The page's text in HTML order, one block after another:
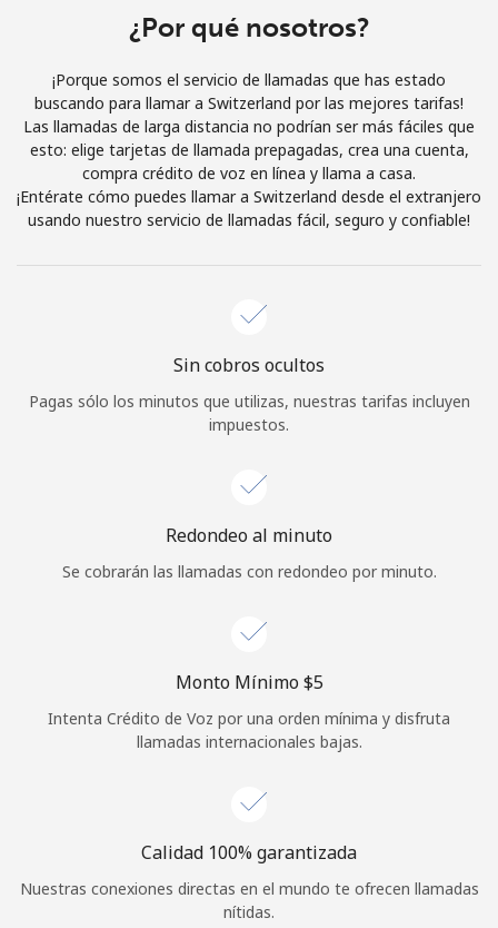
Iniciar Sesión
o
Continuar con
¿Por qué nosotros?
¡Porque somos el servicio de llamadas que has estado
buscando para llamar a Switzerland por las mejores tarifas!
Las llamadas de larga distancia no podrían ser más fáciles que
esto: elige tarjetas de llamada prepagadas, crea una cuenta,
compra crédito de voz en línea y llama a casa.
¡Entérate cómo puedes llamar a Switzerland desde el extranjero
usando nuestro servicio de llamadas fácil, seguro y confiable!
Sin cobros ocultos
Pagas sólo los minutos que utilizas, nuestras tarifas incluyen
impuestos.
Redondeo al minuto
Se cobrarán las llamadas con redondeo por minuto.
Monto Mínimo ⁦$5⁩
Intenta Crédito de Voz por una orden mínima y disfruta
llamadas internacionales bajas.
Calidad 100% garantizada
Nuestras conexiones directas en el mundo te ofrecen llamadas
nítidas.